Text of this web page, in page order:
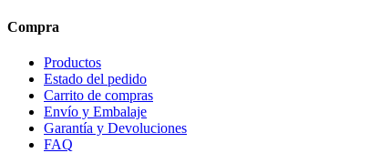
Compra
Productos
Estado del pedido
Carrito de compras
Envío y Embalaje
Garantía y Devoluciones
FAQ